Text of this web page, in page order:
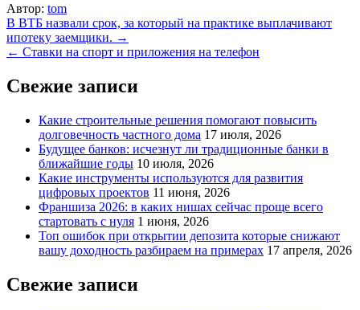
Автор: tom
Навигация
по
В ВТБ назвали срок, за который на практике выплачивают
ипотеку заемщики. →
← Ставки на спорт и приложения на телефон
Свежие записи
Какие строительные решения помогают повысить
долговечность частного дома 17 июля, 2026
Будущее банков: исчезнут ли традиционные банки в
ближайшие годы 10 июля, 2026
Какие инструменты используются для развития
цифровых проектов 11 июня, 2026
Франшиза 2026: в каких нишах сейчас проще всего
стартовать с нуля 1 июня, 2026
Топ ошибок при открытии депозита которые снижают
вашу доходность разбираем на примерах 17 апреля, 2026
Свежие записи